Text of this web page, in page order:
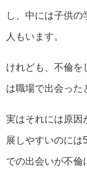
し、中には子供の
人もいます。
けれども、不倫を
は職場で出会った
実はそれには原因
展しやすいのには
での出会いが不倫